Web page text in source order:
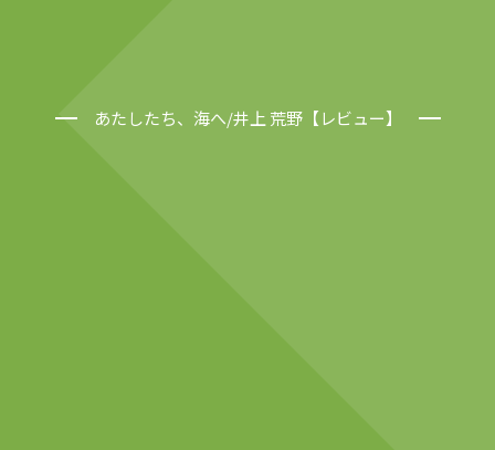
あたしたち、海へ/井上 荒野【レビュー】